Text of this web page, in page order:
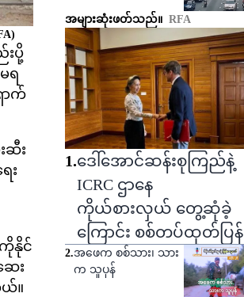
းပို့
ရ
ာက်
ဆီး
း
နိုင်
ေး
။
အများဆုံးဖတ်သည်။ RFA
1.ဒေါ်အောင်ဆန်းစုကြည်နဲ့
ICRC ဌာနေ
ကိုယ်စားလှယ် တွေ့ဆုံခဲ့
ကြောင်း စစ်တပ်ထုတ်ပြန်
2.အဖေက စစ်သား၊ သား
က သူပုန်